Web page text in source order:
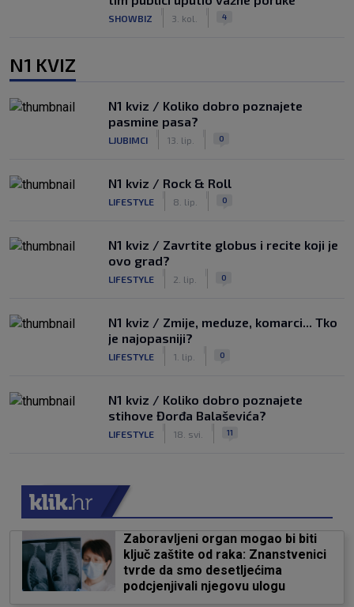
SHOWBIZ 3. kol. 4
N1 KVIZ
N1 kviz / Koliko dobro poznajete
pasmine pasa?
LJUBIMCI 13. lip. 0
N1 kviz / Rock & Roll
LIFESTYLE 8. lip. 0
N1 kviz / Zavrtite globus i recite koji je
ovo grad?
LIFESTYLE 2. lip. 0
N1 kviz / Zmije, meduze, komarci... Tko
je najopasniji?
LIFESTYLE 1. lip. 0
N1 kviz / Koliko dobro poznajete
stihove Đorđa Balaševića?
LIFESTYLE 18. svi. 11
Zaboravljeni organ mogao bi biti
ključ zaštite od raka: Znanstvenici
tvrde da smo desetljećima
podcjenjivali njegovu ulogu